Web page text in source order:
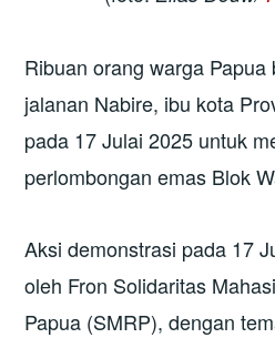
Ribuan orang warga
jalanan Nabire, ibu kota
pada 17 Julai 2025 untuk
perlombongan emas Blok
Aksi demonstrasi pada 17
oleh Fron Solidaritas
Papua (SMRP), dengan